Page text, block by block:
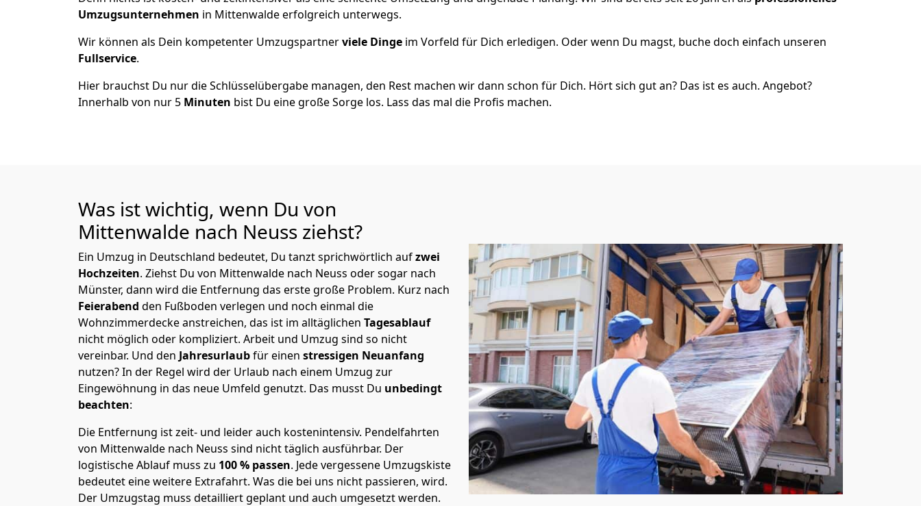
Umzugsunternehmen in Mittenwalde erfolgreich unterwegs.
Wir können als Dein kompetenter Umzugspartnerviele Dinge im Vorfeld für Dich erledigen. Oder wenn Du magst, buche doch einfach unseren
Fullservice.
Hier brauchst Du nur die Schlüsselübergabe managen, den Rest machen wir dann schon für Dich. Hört sich gut an? Das ist es auch. Angebot?
Innerhalb von nur 5 Minuten bist Du eine große Sorge los. Lass das mal die Profis machen.
Was ist wichtig, wenn Du von
Mittenwalde nach Neuss ziehst?
Ein Umzug in Deutschland bedeutet, Du tanzt sprichwörtlich aufzwei
Hochzeiten. Ziehst Du von Mittenwalde nach Neuss oder sogar nach
Münster, dann wird die Entfernung das erste große Problem. Kurz nach
Feierabend den Fußboden verlegen und noch einmal die
Wohnzimmerdecke anstreichen, das ist im alltäglichen Tagesablauf
nicht möglich oder kompliziert. Arbeit und Umzug sind so nicht
vereinbar. Und den Jahresurlaubfür einen stressigen Neuanfang
nutzen? In der Regel wird der Urlaub nach einem Umzug zur
Eingewöhnung in das neue Umfeld genutzt. Das musst Du unbedingt
beachten:
Die Entfernung ist zeit- und leider auch kostenintensiv. Pendelfahrten
von Mittenwalde nach Neuss sind nicht täglich ausführbar. Der
logistische Ablauf muss zu 100 % passen. Jede vergessene Umzugskiste
bedeutet eine weitere Extrafahrt. Was die bei uns nicht passieren, wird.
Der Umzugstag muss detailliert geplant und auch umgesetzt werden.